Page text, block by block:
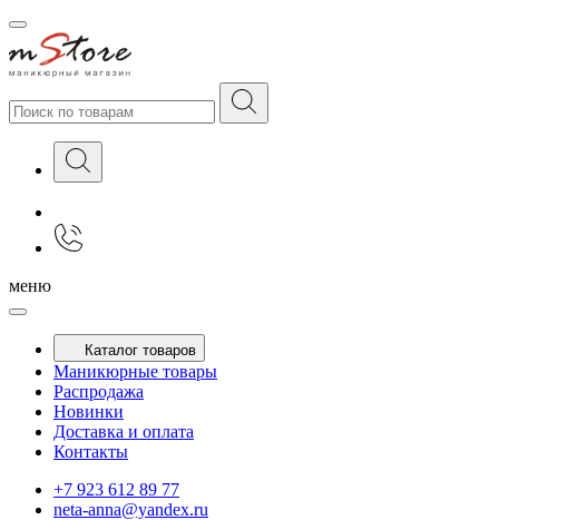
меню
Каталог товаров
Маникюрные товары
Распродажа
Новинки
Доставка и оплата
Контакты
+7 923 612 89 77
neta-anna@yandex.ru